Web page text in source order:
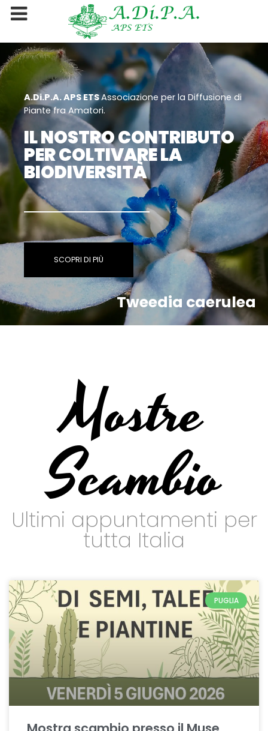
A.Di.P.A. APS ETSAssociazione per la Diffusione di
Piante fra Amatori.
IL NOSTRO CONTRIBUTO
PER COLTIVARE LA
BIODIVERSITÀ
SCOPRI DI PIÙ
Tweedia caerulea
Mostre
Scambio
Ultimi appuntamenti per
tutta Italia
PUGLIA